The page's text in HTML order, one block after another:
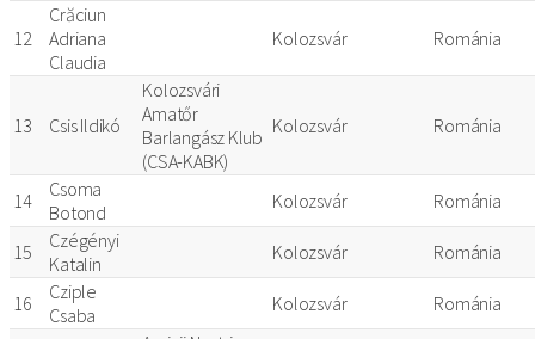
12
Crăciun
Adriana
Claudia
Kolozsvár Románia
13 Csis Ildikó
Kolozsvári
Amatőr
Barlangász Klub
(CSA-KABK)
Kolozsvár Románia
14
Csoma
Botond
Kolozsvár Románia
15
Czégényi
Katalin
Kolozsvár Románia
16
Cziple
Csaba
Kolozsvár
Románia